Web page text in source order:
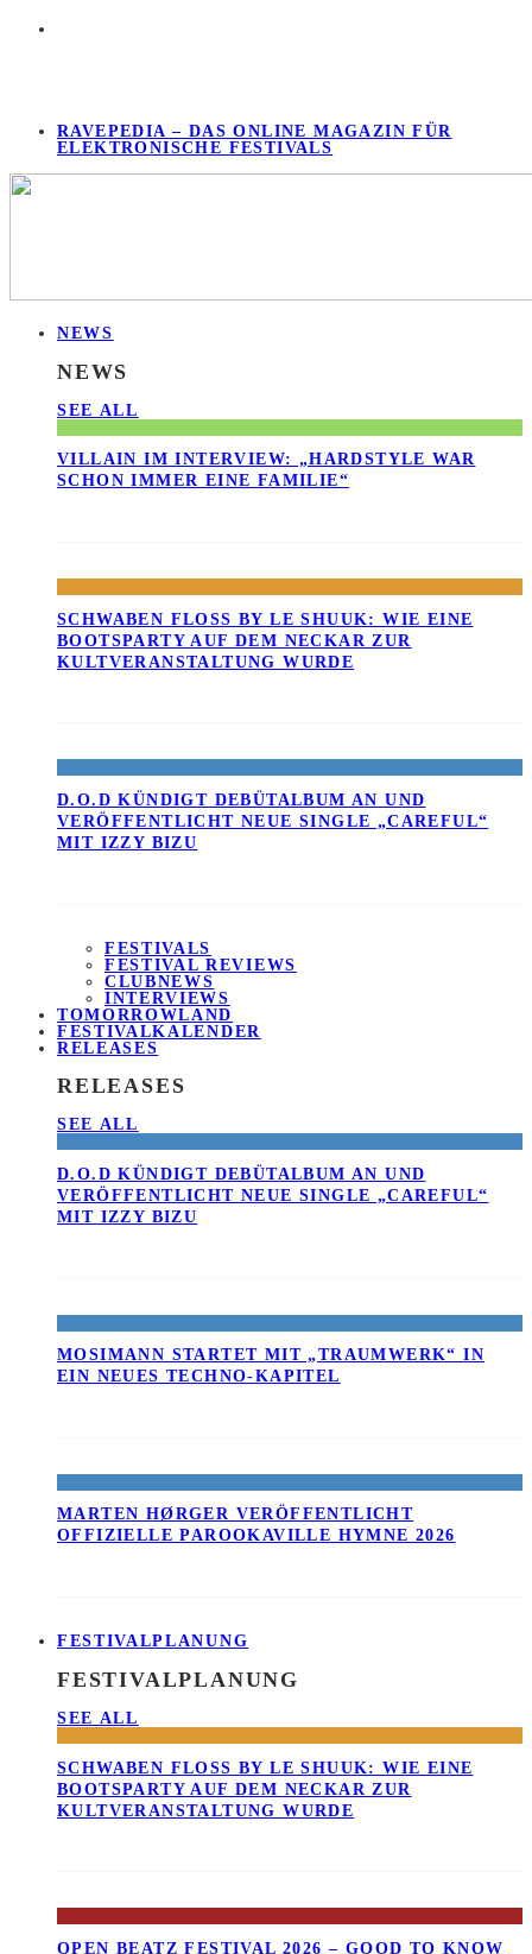
RAVEPEDIA – DAS ONLINE MAGAZIN FÜR
ELEKTRONISCHE FESTIVALS
NEWS
NEWS
SEE ALL
VILLAIN IM INTERVIEW: „HARDSTYLE WAR
SCHON IMMER EINE FAMILIE“
SCHWABEN FLOSS BY LE SHUUK: WIE EINE B
OOTSPARTY AUF DEM NECKAR ZUR K
ULTVERANSTALTUNG WURDE
D.O.D KÜNDIGT DEBÜTALBUM AN UND
VERÖFFENTLICHT NEUE SINGLE „CAREFUL“
MIT IZZY BIZU
FESTIVALS
FESTIVAL REVIEWS
CLUBNEWS
INTERVIEWS
TOMORROWLAND
FESTIVALKALENDER
RELEASES
RELEASES
SEE ALL
D.O.D KÜNDIGT DEBÜTALBUM AN UND
VERÖFFENTLICHT NEUE SINGLE „CAREFUL“
MIT IZZY BIZU
MOSIMANN STARTET MIT „TRAUMWERK“ IN
EIN NEUES TECHNO-KAPITEL
MARTEN HØRGER VERÖFFENTLICHT
OFFIZIELLE PAROOKAVILLE HYMNE 2026
FESTIVALPLANUNG
FESTIVALPLANUNG
SEE ALL
SCHWABEN FLOSS BY LE SHUUK: WIE EINE B
OOTSPARTY AUF DEM NECKAR ZUR K
ULTVERANSTALTUNG WURDE
OPEN BEATZ FESTIVAL 2026 – GOOD TO KNOW